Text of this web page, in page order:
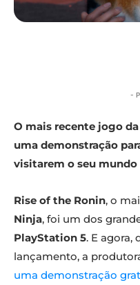
-
O mais recente jogo
uma demonstração
visitarem o seu mundo
Rise of the Ronin, o
Ninja, foi um dos
PlayStation 5. E agora,
lançamento, a
uma demonstração